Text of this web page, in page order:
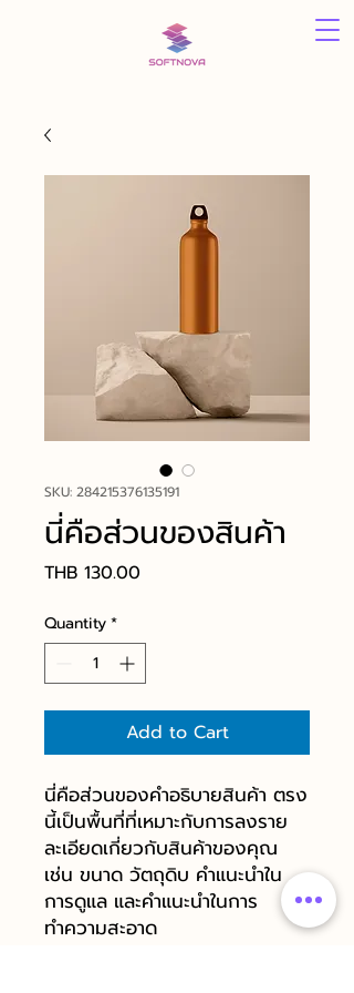
SKU: 284215376135191
นี่คือส่วนของสินค้า
THB 130.00
Quantity*
Add to Cart
นี่คือส่วนของคำอธิบายสินค้า ตรง
นี้เป็นพื้นที่ที่เหมาะกับการลงราย
ละเอียดเกี่ยวกับสินค้าของคุณ
เช่น ขนาด วัตถุดิบ คำแนะนำใน
การดูแล และคำแนะนำในการ
ทำความสะอาด